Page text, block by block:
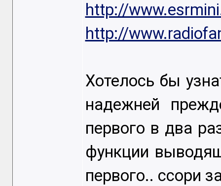
http://
http://
Хотелось бы
надежней
первого в два
функции
первого.. ссори